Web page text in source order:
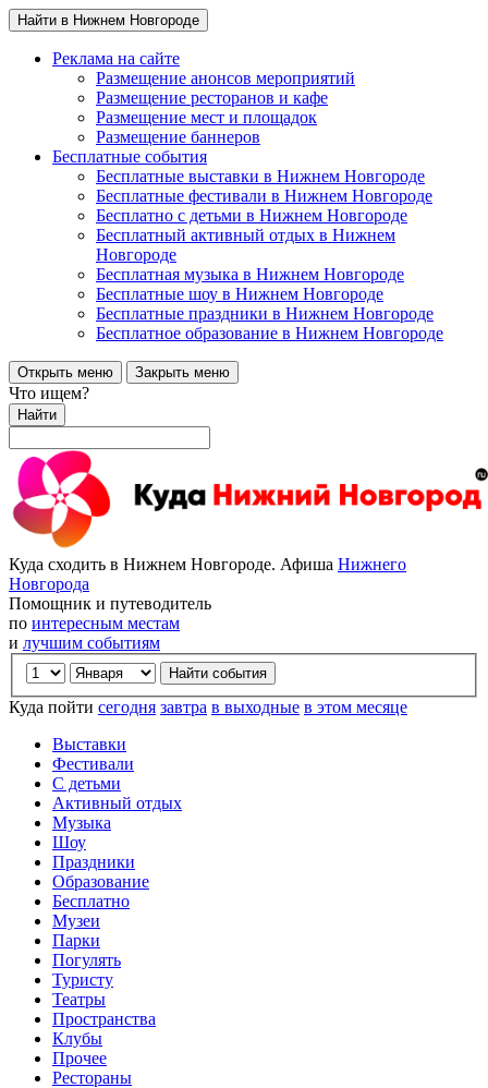
Найти в Нижнем Новгороде
Реклама на сайте
Размещение анонсов мероприятий
Размещение ресторанов и кафе
Размещение мест и площадок
Размещение баннеров
Бесплатные события
Бесплатные выставки в Нижнем Новгороде
Бесплатные фестивали в Нижнем Новгороде
Бесплатно с детьми в Нижнем Новгороде
Бесплатный активный отдых в Нижнем
Новгороде
Бесплатная музыка в Нижнем Новгороде
Бесплатные шоу в Нижнем Новгороде
Бесплатные праздники в Нижнем Новгороде
Бесплатное образование в Нижнем Новгороде
Открыть меню Закрыть меню
Что ищем?
Найти
Куда сходить в Нижнем Новгороде. Афиша Нижнего
Новгорода
Помощник и путеводитель
по интересным местам
и лучшим событиям
Куда пойти сегодня завтра в выходные в этом месяце
Выставки
Фестивали
С детьми
Активный отдых
Музыка
Шоу
Праздники
Образование
Бесплатно
Музеи
Парки
Погулять
Туристу
Театры
Пространства
Клубы
Прочее
Рестораны